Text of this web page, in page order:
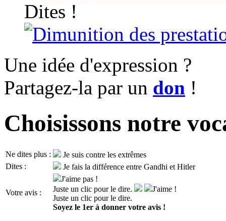
Dites !
Dimunition des
Une idée d'expression ?
Partagez-la par un don !
Choisissons notre
Ne dites plus :
Je suis contre les extrêmes
Dites :
Je fais la différence entre Gandhi et Hitler
Votre avis :
J'aime pas !
Juste un clic pour le dire.
J'aime !
Juste un clic pour le dire.
Soyez le 1er à donner votre avis !